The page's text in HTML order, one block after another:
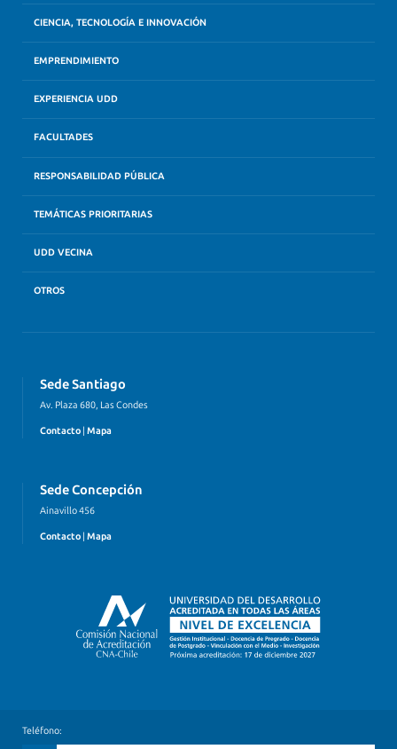
CIENCIA, TECNOLOGÍA E INNOVACIÓN
EMPRENDIMIENTO
EXPERIENCIA UDD
FACULTADES
RESPONSABILIDAD PÚBLICA
TEMÁTICAS PRIORITARIAS
UDD VECINA
OTROS
Sede Santiago
Av. Plaza 680, Las Condes
Contacto Mapa
Sede Concepción
Ainavillo 456
Contacto | Mapa
Teléfono: